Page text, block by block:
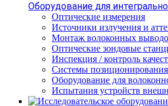
Оборудование для
Оптические измерения
Источники излучения и
Монтаж волоконных
Оптические зондовые
Инспекция / контроль
Системы
Оборудование для
Испытания устройств